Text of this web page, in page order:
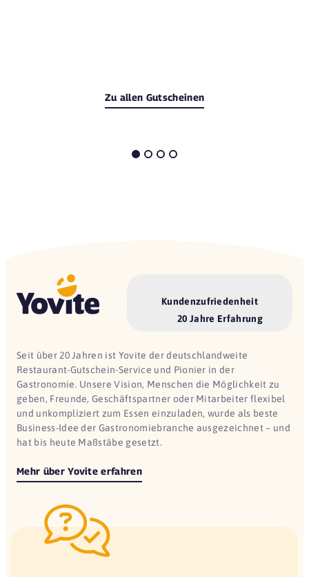
Zu allen Gutscheinen
Kundenzufriedenheit
20 Jahre Erfahrung
Seit über 20 Jahren ist Yovite der deutschlandweite
Restaurant-Gutschein-Service und Pionier in der
Gastronomie. Unsere Vision, Menschen die Möglichkeit zu
geben, Freunde, Geschäftspartner oder Mitarbeiter flexibel
und unkompliziert zum Essen einzuladen, wurde als beste
Business-Idee der Gastronomiebranche ausgezeichnet – und
hat bis heute Maßstäbe gesetzt.
Mehr über Yovite erfahren